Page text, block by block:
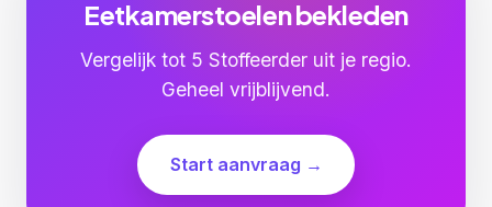
Eetkamerstoelen bekleden
Vergelijk tot 5 Stoffeerder uit je regio.
Geheel vrijblijvend.
Start aanvraag →